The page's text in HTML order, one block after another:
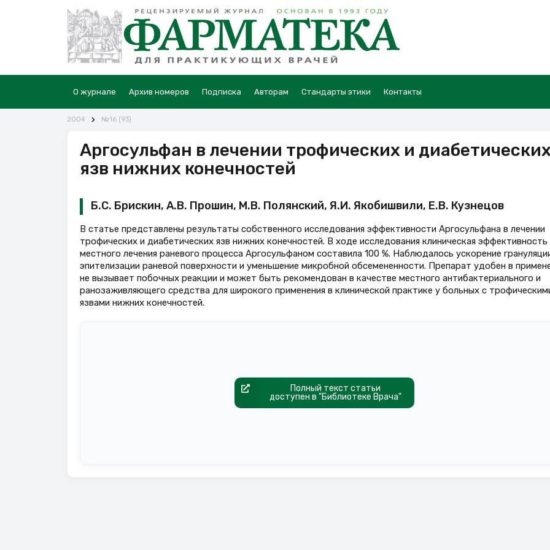
О журнале Архив номеров Подписка Авторам Стандарты этики Контакты
2004 №16 (93)
Аргосульфан в лечении трофических и
язв нижних конечностей
Б.С. Брискин, А.В. Прошин, М.В. Полянский, Я.И. Якобишвили, Е.В. Кузнецов
В статье представлены результаты собственного исследования эффективности Аргосульфана в лечении
трофических и диабетических язв нижних конечностей. В ходе исследования клиническая эффективность
местного лечения раневого процесса Аргосульфаном составила 100 %. Наблюдалось ускорение
эпителизации раневой поверхности и уменьшение микробной обсемененности. Препарат удобен в
не вызывает побочных реакции и может быть рекомендован в качестве местного антибактериального и
ранозаживляющего средства для широкого применения в клинической практике у больных с
язвами нижних конечностей.
Полный текст статьи
доступен в "Библиотеке Врача"